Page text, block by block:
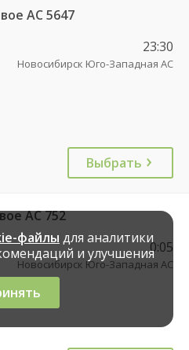
АС 5647
23:30
Новосибирск Юго-Западная АС
Выбрать
АС 752
0:05
Новосибирск Юго-Западная АС
файлы для аналитики
и улучшения